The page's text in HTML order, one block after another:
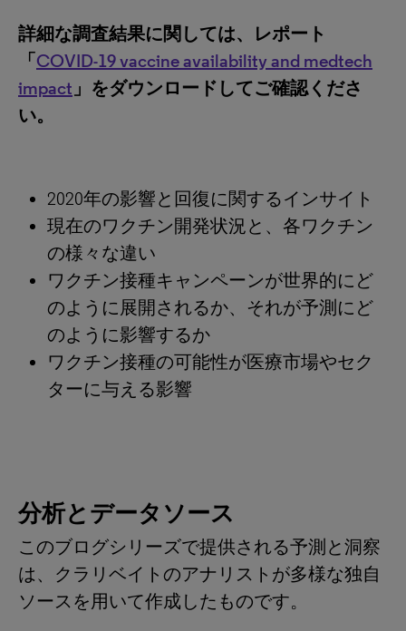
詳細な調査結果に関しては、レポート
「COVID-19 vaccine availability and medtech
impact 」をダウンロードしてご確認くださ
い。
2020年の影響と回復に関するインサイト
現在のワクチン開発状況と、各ワクチン
の様々な違い
ワクチン接種キャンペーンが世界的にど
のように展開されるか、それが予測にど
のように影響するか
ワクチン接種の可能性が医療市場やセク
ターに与える影響
分析とデータソース
このブログシリーズで提供される予測と洞察
は、クラリベイトのアナリストが多様な独自
ソースを用いて作成したものです。